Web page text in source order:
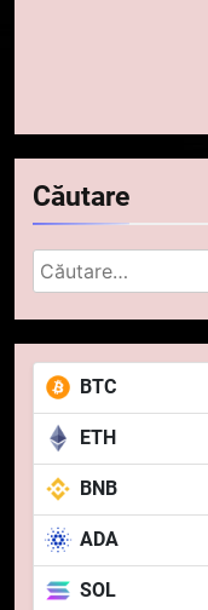
Căutare
Caută
după:
BTC
ETH
BNB
ADA
SOL
6